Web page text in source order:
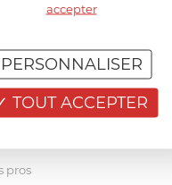
Francis Batt ?
pros
accepter
TOUT ACCEPTER
PERSONNALISER